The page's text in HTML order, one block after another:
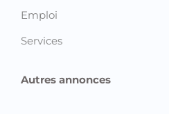
Emploi
Services
Autres annonces